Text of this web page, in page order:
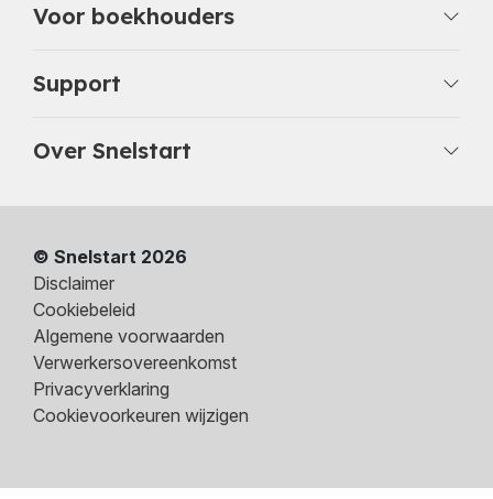
Voor boekhouders
Support
Over Snelstart
© Snelstart 2026
Disclaimer
Cookiebeleid
Algemene voorwaarden
Verwerkersovereenkomst
Privacyverklaring
Cookievoorkeuren wijzigen